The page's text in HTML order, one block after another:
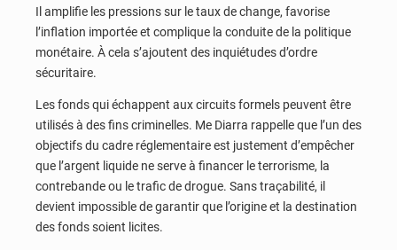
Il amplifie les pressions sur le taux de change, favorise
l’inflation importée et complique la conduite de la politique
monétaire. À cela s’ajoutent des inquiétudes d’ordre
sécuritaire.
Les fonds qui échappent aux circuits formels peuvent être
utilisés à des fins criminelles. Me Diarra rappelle que l’un des
objectifs du cadre réglementaire est justement d’empêcher
que l’argent liquide ne serve à financer le terrorisme, la
contrebande ou le trafic de drogue. Sans traçabilité, il
devient impossible de garantir que l’origine et la destination
des fonds soient licites.